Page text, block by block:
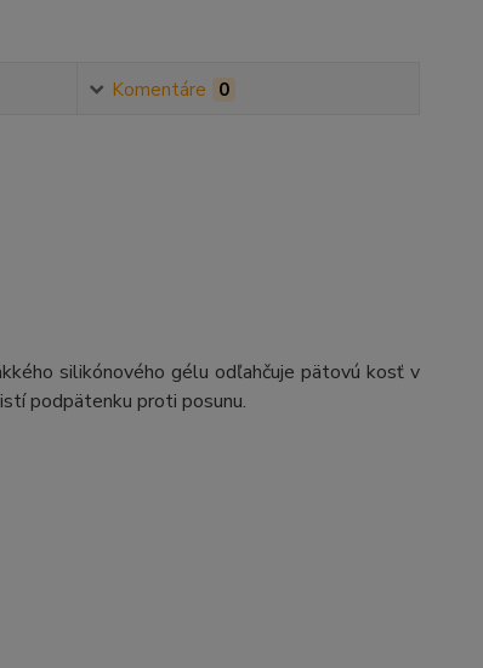
Komentáre 0
silikónového gélu odľahčuje pätovú kosť v
podpätenku proti posunu.